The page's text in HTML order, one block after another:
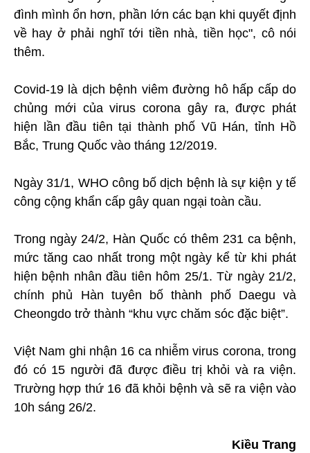
đình mình ổn hơn, phần lớn các bạn khi quyết định
về hay ở phải nghĩ tới tiền nhà, tiền học", cô nói
thêm.
Covid-19 là dịch bệnh viêm đường hô hấp cấp do
chủng mới của virus corona gây ra, được phát
hiện lần đầu tiên tại thành phố Vũ Hán, tỉnh Hồ
Bắc, Trung Quốc vào tháng 12/2019.
Ngày 31/1, WHO công bố dịch bệnh là sự kiện y tế
công cộng khẩn cấp gây quan ngại toàn cầu.
Trong ngày 24/2, Hàn Quốc có thêm 231 ca bệnh,
mức tăng cao nhất trong một ngày kể từ khi phát
hiện bệnh nhân đầu tiên hôm 25/1. Từ ngày 21/2,
chính phủ Hàn tuyên bố thành phố Daegu và
Cheongdo trở thành “khu vực chăm sóc đặc biệt”.
Việt Nam ghi nhận 16 ca nhiễm virus corona, trong
đó có 15 người đã được điều trị khỏi và ra viện.
Trường hợp thứ 16 đã khỏi bệnh và sẽ ra viện vào
10h sáng 26/2.
Kiều Trang